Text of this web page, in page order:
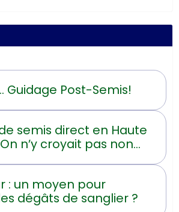
Guidage Post-Semis!
semis direct en Haute
n’y croyait pas non
: un moyen pour
dégâts de sanglier ?